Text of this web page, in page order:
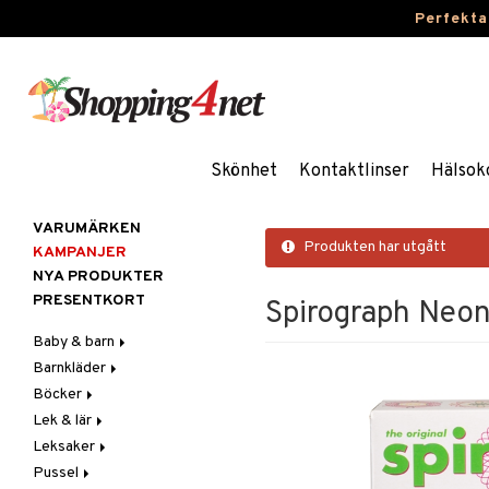
Skönhet Kontaktlinser
Produkten har utgått
Spirograph Neon
VARUMÄRKEN
KAMPANJER
NYA PRODUKTER
PRESENTKORT
Baby & barn
Accessoarer
För håret
Hattar & Mössor
Övrigt
Plånböcker
Aktivitet
Babygym
Babysitters
Bit & Skallra
Äta
Barnservis
Haklappar
Badrockar & Handdukar
Barnvagnstillbehör
Barnkläder
Accessoarer
Kepsar & Solhattar
Badkläder & UV-kläder
Klänningar
Nederdelar
Böcker
Dagböcker
Läs & Lär
Målarböcker
Lek & lär
Experiment
Inlärningsspel
Leksaker
Adventskalendrar
Pussel